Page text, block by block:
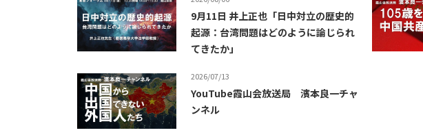
9月11日 井上正也「日中対立の歴史的
起源：台湾問題はどのように論じられ
てきたか」
2026/07/13
YouTube霞山会放送局 濱本良一チャ
ンネル